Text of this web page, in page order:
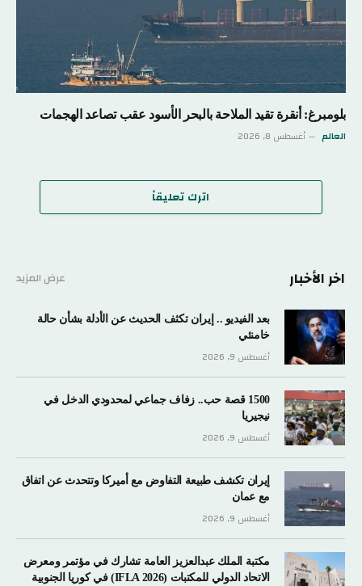
بلومبرغ: أنقرة تقيد الملاحة بالبحر الأسود عقب تصاعد الهجمات
العالم أغسطس 8, 2026
اترك تعليقاً
اخر الأخبار عرض المزيد
بعد الفيديو .. إيران تكثف الحديث عن الأدلة بشأن حالة
خامنئي
أغسطس 9, 2026
1500 قصة حب.. زفاف جماعي لمحدودي الدخل في
نيجيريا
أغسطس 9, 2026
إيران تكشف طبيعة التفاوض مع أميركا وتتحدث عن اتفاق
مع عمان
أغسطس 9, 2026
مكتبة الملك عبدالعزيز العامة تشارك في مؤتمر ومعرض
الاتحاد الدولي للمكتبات (IFLA 2026) في كوريا الجنوبية